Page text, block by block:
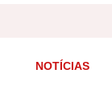
NOTÍCIAS